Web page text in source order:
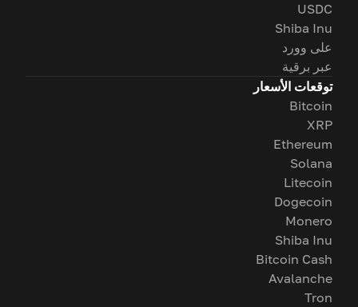
USDC
Shiba Inu
على وورد
عبر برقية
توقعات الأسعار
Bitcoin
XRP
Ethereum
Solana
Litecoin
Dogecoin
Monero
Shiba Inu
Bitcoin Cash
Avalanche
Tron